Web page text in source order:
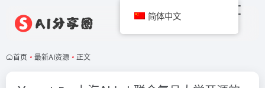
首页 • 最新AI资源 • 正文
简体中文